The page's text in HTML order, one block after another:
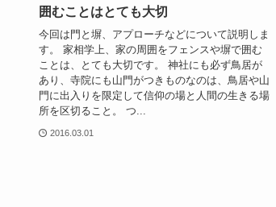
囲むことはとても大切
今回は門と塀、アプローチなどについて説明しま
す。 家相学上、家の周囲をフェンスや塀で囲む
ことは、とても大切です。 神社にも必ず鳥居が
あり、寺院にも山門がつきものなのは、鳥居や山
門に出入りを限定して信仰の場と人間の生きる場
所を区切ること。 つ...
2016.03.01